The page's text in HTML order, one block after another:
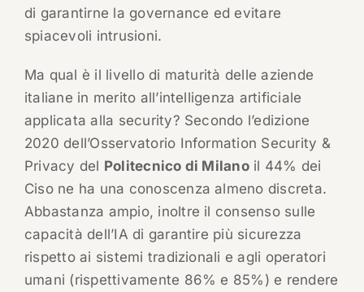
di garantirne la governance ed evitare
spiacevoli intrusioni.
Ma qual è il livello di maturità delle aziende
italiane in merito all’intelligenza artificiale
applicata alla security? Secondo l’edizione
2020 dell’Osservatorio Information Security &
Privacy del Politecnico di Milanoil 44% dei
Ciso ne ha una conoscenza almeno discreta.
Abbastanza ampio, inoltre il consenso sulle
capacità dell’IA di garantire più sicurezza
rispetto ai sistemi tradizionali e agli operatori
umani (rispettivamente 86% e 85%) e rendere